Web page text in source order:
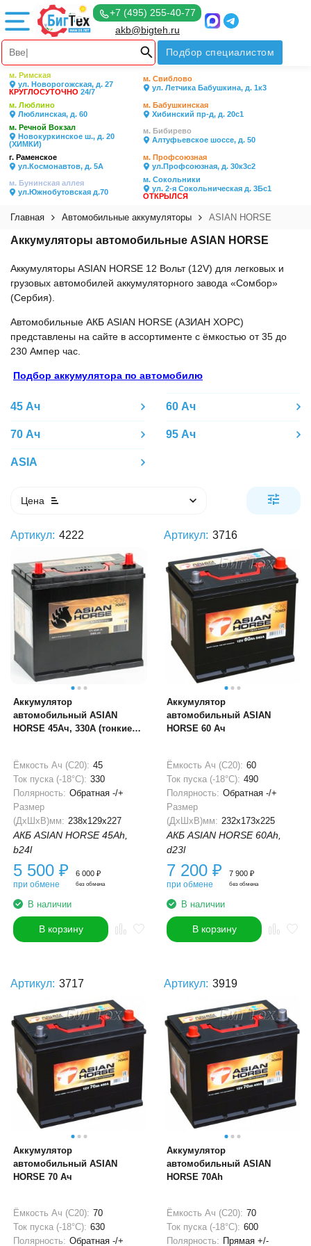
+7 (495) 255-40-77
akb@bigteh.ru
Подбор специалистом
м. Римская
ул. Новорогожская, д. 27
КРУГЛОСУТОЧНО 24/7
м. Свиблово
ул. Летчика Бабушкина, д. 1к3
м. Люблино
Люблинская, д. 60
м. Бабушкинская
Хибинский пр-д, д. 20с1
м. Речной Вокзал
Новокуркинское ш., д. 20
(ХИМКИ)
м. Бибирево
Алтуфьевское шоссе, д. 50
г. Раменское
ул.Космонавтов, д. 5А
м. Профсоюзная
ул.Профсоюзная, д. 30к3с2
м. Бунинская аллея
ул.Южнобутовская д.70
м. Сокольники
ул. 2-я Сокольническая д. 3Бс1
ОТКРЫЛСЯ
Главная Автомобильные аккумуляторы ASIAN HORSE
Аккумуляторы автомобильные ASIAN HORSE
Аккумуляторы ASIAN HORSE 12 Вольт (12V) для легковых и
грузовых автомобилей аккумуляторного завода «Сомбор»
(Сербия).
Автомобильные АКБ ASIAN HORSE (АЗИАН ХОРС)
представлены на сайте в ассортименте с ёмкостью от 35 до
230 Ампер час.
Подбор аккумулятора по автомобилю
45 Ач 60 Ач
70 Ач 95 Ач
ASIA
Цена
Артикул: 4222
Аккумулятор
автомобильный ASIAN
HORSE 45Ач, 330А (тонкие
Ёмкость Ач (С20): 45
Ток пуска (-18°С): 330
Полярность: Обратная -/+
Размер
(ДхШхВ)мм: 238x129x227
АКБ ASIAN HORSE 45Ah,
b24l
5 500 ₽
при обмене
6 000 ₽
без обмена
В наличии
В корзину
Артикул: 3716
Аккумулятор
автомобильный ASIAN
HORSE 60 Ач
Ёмкость Ач (С20): 60
Ток пуска (-18°С): 490
Полярность: Обратная -/+
Размер
(ДхШхВ)мм: 232x173x225
АКБ ASIAN HORSE 60Ah,
d23l
7 200 ₽
при обмене
7 900 ₽
без обмена
В наличии
В корзину
Артикул: 3717
Аккумулятор
автомобильный ASIAN
HORSE 70 Ач
Ёмкость Ач (С20): 70
Ток пуска (-18°С): 630
Полярность: Обратная -/+
Артикул: 3919
Аккумулятор
автомобильный ASIAN
HORSE 70Ah
Ёмкость Ач (С20): 70
Ток пуска (-18°С): 600
Полярность: Прямая +/-